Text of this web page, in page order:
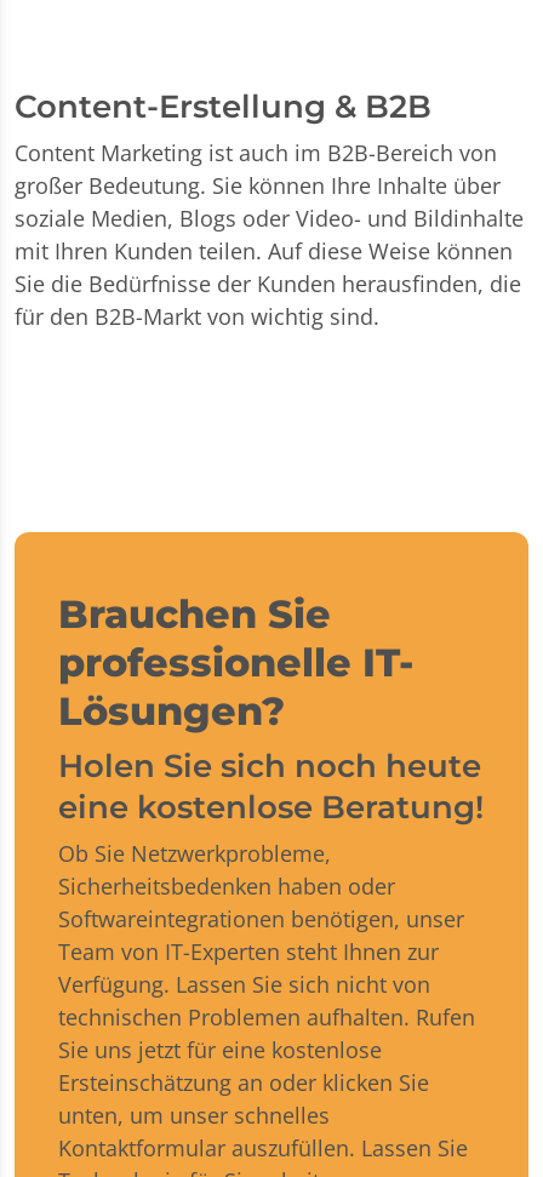
Content-Erstellung & B2B
Content Marketing ist auch im B2B-Bereich von
großer Bedeutung. Sie können Ihre Inhalte über
soziale Medien, Blogs oder Video- und Bildinhalte
mit Ihren Kunden teilen. Auf diese Weise können
Sie die Bedürfnisse der Kunden herausfinden, die
für den B2B-Markt von wichtig sind.
Brauchen Sie
professionelle IT-
Lösungen?
Holen Sie sich noch heute
eine kostenlose Beratung!
Ob Sie Netzwerkprobleme,
Sicherheitsbedenken haben oder
Softwareintegrationen benötigen, unser
Team von IT-Experten steht Ihnen zur
Verfügung. Lassen Sie sich nicht von
technischen Problemen aufhalten. Rufen
Sie uns jetzt für eine kostenlose
Ersteinschätzung an oder klicken Sie
unten, um unser schnelles
Kontaktformular auszufüllen. Lassen Sie